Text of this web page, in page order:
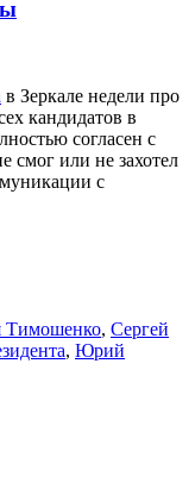
в Зеркале недели про
кандидатов в
согласен с
смог или не захотел
с
, Сергей
, Юрий